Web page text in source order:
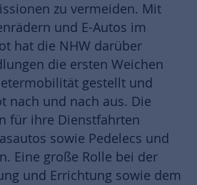
zu vermeiden. Mit
und E-Autos im
hat die NHW darüber
die ersten Weichen
gestellt und
nach und nach aus. Die
für ihre Dienstfahrten
sowie Pedelecs und
Eine große Rolle bei der
und Errichtung sowie dem